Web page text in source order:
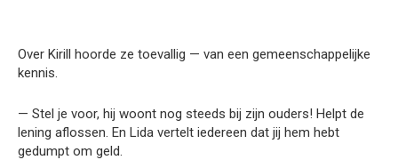
Over Kirill hoorde ze toevallig — van een gemeenschappelijke
kennis.
— Stel je voor, hij woont nog steeds bij zijn ouders! Helpt de
lening aflossen. En Lida vertelt iedereen dat jij hem hebt
gedumpt om geld.